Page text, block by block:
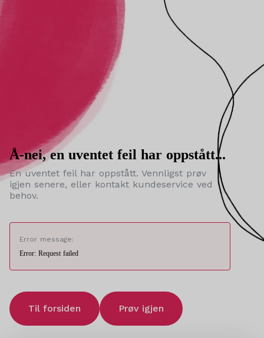
Å-nei, en uventet feil har oppstått...
En uventet feil har oppstått. Vennligst prøv
igjen senere, eller kontakt kundeservice ved
behov.
Error message:
Error: Request failed
Til forsiden Prøv igjen